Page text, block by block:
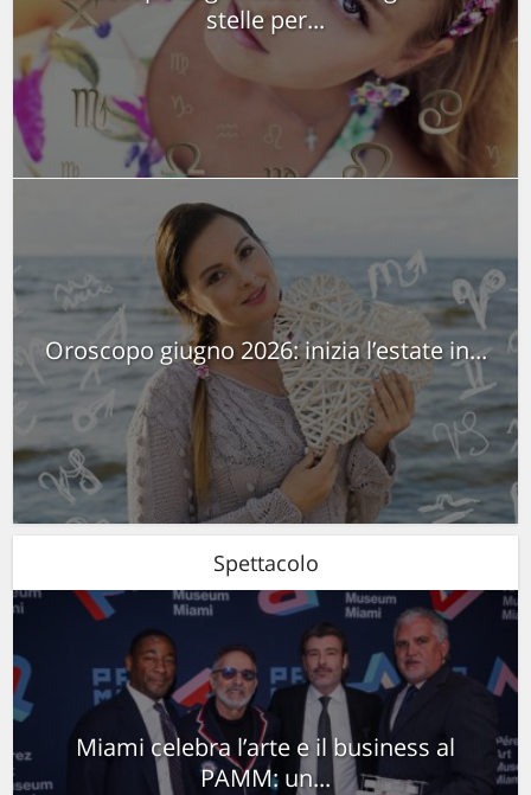
stelle per...
Oroscopo giugno 2026: inizia l’estate in...
Spettacolo
Miami celebra l’arte e il business al
PAMM: un...